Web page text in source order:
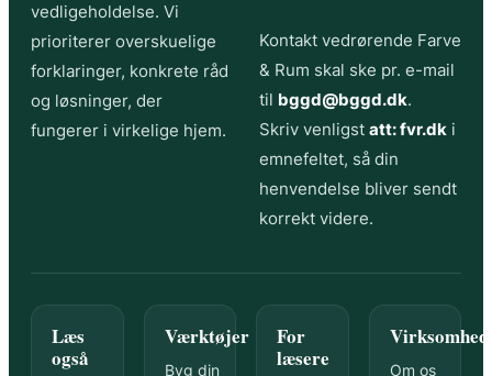
vedligeholdelse. Vi
prioriterer overskuelige
forklaringer, konkrete råd
og løsninger, der
fungerer i virkelige hjem.
Kontakt vedrørende Farve
& Rum skal ske pr. e-mail
til bggd@bggd.dk.
Skriv venligst att: fvr.dk i
emnefeltet, så din
henvendelse bliver sendt
korrekt videre.
Læs
også
Værktøjer
Byg din
For
læsere
Virksomhed
Om os